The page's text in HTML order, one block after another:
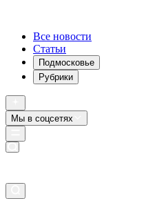
Все новости
Статьи
Подмосковье
Рубрики
Мы в соцсетях